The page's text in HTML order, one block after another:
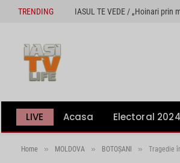
TRENDING IASUL TE VEDE / „Hoinari prin
LIVE Acasa Electoral 2024
Home » MOLDOVA » BOTOȘANI » Tragedie